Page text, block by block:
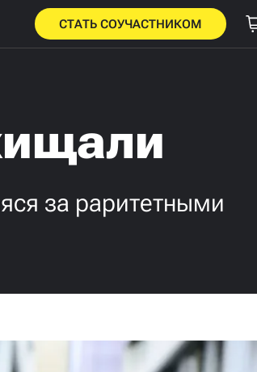
СТАТЬ СОУЧАСТНИКОМ
за раритетными